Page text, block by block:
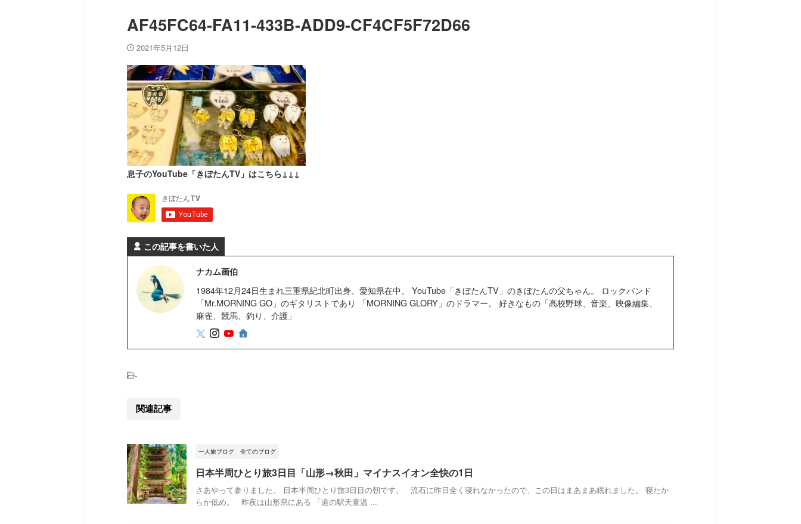
AF45FC64-FA11-433B-ADD9-CF4CF5F72D66
2021年5月12日
息子のYouTube「きぼたんTV」はこちら↓↓↓
この記事を書いた人
ナカム画伯
1984年12月24日生まれ三重県紀北町出身。愛知県在中。 YouTube「きぼたんTV」のきぼたんの父ちゃん。 ロックバンド
「Mr.MORNING GO」のギタリストであり 「MORNING GLORY」のドラマー。 好きなもの「高校野球、音楽、映像編集、
麻雀、競馬、釣り、介護」
-
関連記事
一人旅ブログ 全てのブログ
日本半周ひとり旅3日目「山形→秋田」マイナスイオン全快の1日
さあやって参りました。 日本半周ひとり旅3日目の朝です。 流石に昨日全く寝れなかったので、この日はまあまあ眠れました。 寝たか
らか低め。 昨夜は山形県にある 「道の駅天童温 ...